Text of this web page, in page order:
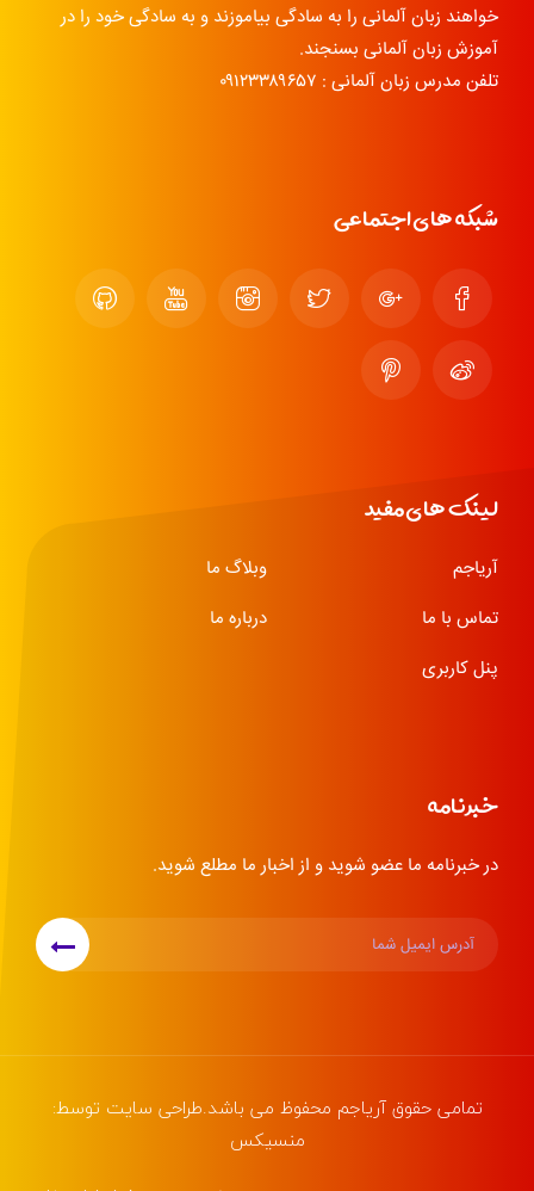
خواهند زبان آلمانی را به سادگی بیاموزند و به سادگی خود را در
آموزش زبان آلمانی بسنجند.
تلفن مدرس زبان آلمانی : ۰۹۱۲۳۳۸۹۶۵۷
شبکه های اجتماعی
لینک های مفید
آریاجم
وبلاگ ما
تماس با ما
درباره ما
پنل کاربری
خبرنامه
در خبرنامه ما عضو شوید و از اخبار ما مطلع شوید.
تمامی حقوقآریاجم محفوظ می باشد.طراحی سایت توسط:
منسیکس